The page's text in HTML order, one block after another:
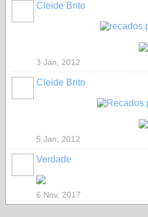
Cleide Brito
3 Jan, 2012
Cleide Brito
5 Jan, 2012
Verdade
6 Nov, 2017